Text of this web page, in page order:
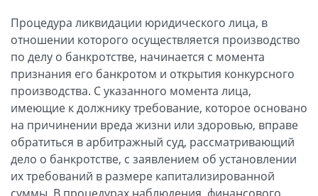
Процедура ликвидации юридического лица, в
отношении которого осуществляется производство
по делу о банкротстве, начинается с момента
признания его банкротом и открытия конкурсного
производства. С указанного момента лица,
имеющие к должнику требование, которое основано
на причинении вреда жизни или здоровью, вправе
обратиться в арбитражный суд, рассматривающий
дело о банкротстве, с заявлением об установлении
их требований в размере капитализированной